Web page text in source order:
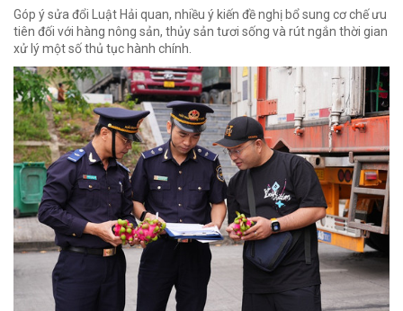
Góp ý sửa đổi Luật Hải quan, nhiều ý kiến đề nghị bổ sung cơ chế ưu
tiên đối với hàng nông sản, thủy sản tươi sống và rút ngắn thời gian
xử lý một số thủ tục hành chính.